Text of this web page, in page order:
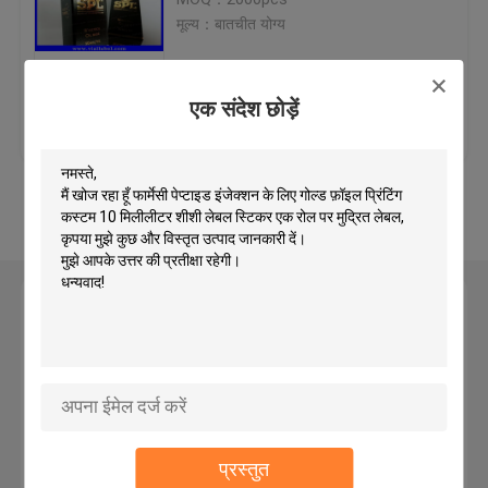
एक संदेश छोड़ें
प्रस्तुत
Custom Holographic Stickers
Flip Off Cap
Plastic Pill Bottles
Aluminum Foil Bags
Plastic Blister Packaging
मूल्य：बातचीत योग्य
सबसे अच्छी कीमत
और देखो